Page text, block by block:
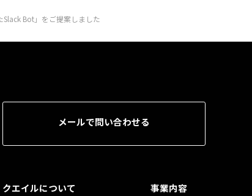
Slack Bot」をご提案しました
メールで問い合わせる
クエイルについて 事業内容